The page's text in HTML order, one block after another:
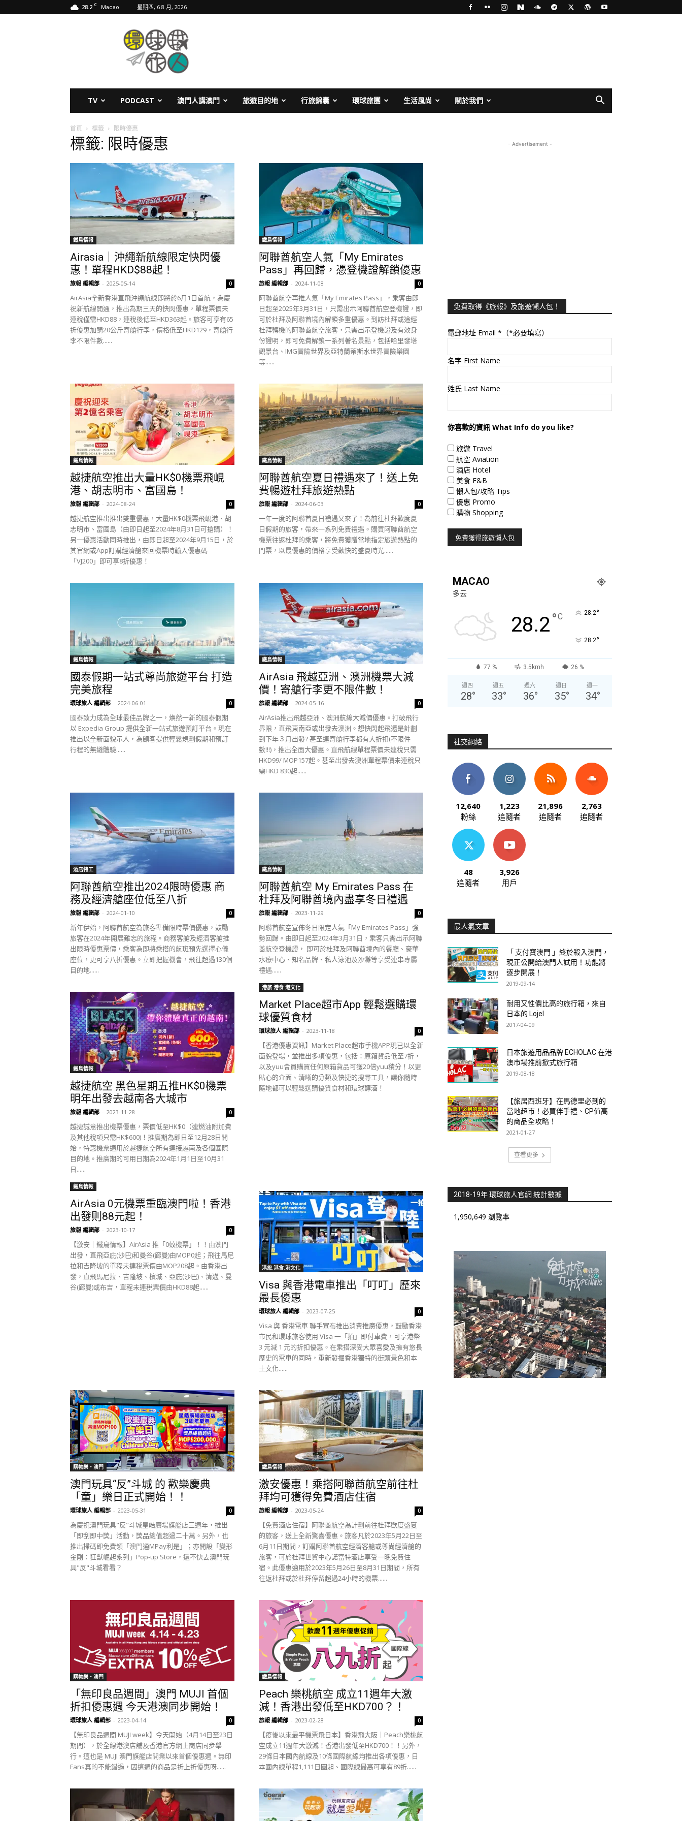
28.2 C Macao 星期四, 6 8 月, 2026
TV PODCAST 澳門人講澳門 旅遊目的地 行旅錦囊 環球旅團 生活風尚 關於我們
首頁 標籤 限時優惠
標籤: 限時優惠
鐵鳥情報
Airasia｜沖繩新航線限定快閃優
惠！單程HKD$88起！
旅報 編輯部 - 2025-05-14 0
AirAsia全新香港直飛沖繩航線即將於6月1日首航，為慶
祝新航線開通，推出為期三天的快閃優惠，單程票價未
連稅僅需HKD88，連稅後低至HKD363起。​​旅客可享有65
折優惠加購20公斤寄艙行李，價格低至HKD129，寄艙行
李不限件數......
鐵鳥情報
阿聯酋航空人氣「My Emirates
Pass」再回歸，憑登機證解鎖優惠
旅報 編輯部 - 2024-11-08 0
阿聯酋航空再推人氣「My Emirates Pass」，乘客由即
日起至2025年3月31日，只需出示阿聯酋航空登機證，即
可於杜拜及阿聯酋境內解鎖多重優惠。到訪杜拜或途經
杜拜轉機的阿聯酋航空旅客，只需出示登機證及有效身
份證明，即可免費解鎖一系列著名景點，包括哈里發塔
觀景台、IMG冒險世界及亞特蘭蒂斯水世界冒險樂園
等......
鐵鳥情報
越捷航空推出大量HK$0機票飛峴
港、胡志明市、富國島！
旅報 編輯部 - 2024-08-24 0
越捷航空推出推出雙重優惠，大量HK$0機票飛峴港、胡
志明市、富國島（由即日起至2024年8月31日可搶購）！
另一優惠活動同時推出，由即日起至2024年9月15日，於
其官網或App訂購經濟艙來回機票時輸入優惠碼
「VJ200」即可享8折優惠！
鐵鳥情報
阿聯酋航空夏日禮遇來了！送上免
費暢遊杜拜旅遊熱點
旅報 編輯部 - 2024-06-03 0
一年一度的阿聯酋夏日禮遇又來了！為前往杜拜歡度夏
日假期的旅客，帶來一系列免費禮遇。購買阿聯酋航空
機票往返杜拜的乘客，將免費獲贈當地指定旅遊熱點的
門票，以最優惠的價格享受歡快的盛夏時光......
鐵鳥情報
國泰假期一站式尊尚旅遊平台 打造
完美旅程
環球旅人 編輯部 - 2024-06-01 0
國泰致力成為全球最佳品牌之一，煥然一新的國泰假期
以 Expedia Group 提供全新一站式旅遊預訂平台。現在
推出以全新面貌示人，為顧客提供輕鬆規劃假期和預訂
行程的無縫體驗......
鐵鳥情報
AirAsia 飛越亞洲、澳洲機票大減
價！寄艙行李更不限件數！
旅報 編輯部 - 2024-05-16 0
AirAsia推出飛越亞洲、澳洲航線大減價優惠。打破飛行
界限，直飛東南亞或出發去澳洲。想快閃起飛還是計劃
到下年３月出發? 甚至連寄艙行李都有大折扣(不限件
數!!!)，推出全面大優惠。直飛航線單程票價未連稅只需
HKD99/ MOP157起。甚至出發去澳洲單程票價未連稅只
需HKD 830起......
酒店特工
阿聯酋航空推出2024限時優惠 商
務及經濟艙座位低至八折
旅報 編輯部 - 2024-01-10 0
新年伊始，阿聯酋航空為旅客準備限時票價優惠，鼓勵
旅客在2024年開展難忘的旅程。商務客艙及經濟客艙推
出限時優惠票價，乘客為即將乘搭的航班預先選擇心儀
座位，更可享八折優惠。立即把握機會，飛往超過130個
目的地......
鐵鳥情報
阿聯酋航空 My Emirates Pass 在
杜拜及阿聯酋境內盡享冬日禮遇
旅報 編輯部 - 2023-11-29 0
阿聯酋航空宣佈冬日限定人氣「My Emirates Pass」強
勢回歸。由即日起至2024年3月31日，乘客只需出示阿聯
酋航空登機證， 即可於杜拜及阿聯酋境內的餐廳、豪華
水療中心、知名品牌、私人泳池及沙灘等享受連串專屬
禮遇......
鐵鳥情報
越捷航空 黑色星期五推HK$0機票
明年出發去越南各大城市
旅報 編輯部 - 2023-11-28 0
越捷誠意推出機票優惠，票價低至HK$0（連燃油附加費
及其他稅項只需HK$600)！推廣期為即日至12月28日開
始，特惠機票適用於越捷航空所有連接越南及各個國際
目的地。推廣期的可用日期為2024年1月1日至10月31
日......
港旅.港食.港文化
Market Place超市App 輕鬆選購環
球優質食材
環球旅人 編輯部 - 2023-11-18 0
【香港優惠資訊】Market Place超市手機APP現已以全新
面貌登場，並推出多項優惠，包括：原箱貨品低至7折，
以及yuu會員購買任何原箱貨品可獲20倍yuu積分！以更
貼心的介面、清晰的分類及快捷的搜尋工具，讓你隨時
隨地都可以輕鬆選購優質食材和環球醇酒！
鐵鳥情報
AirAsia 0元機票重臨澳門啦！香港
出發則88元起！
旅報 編輯部 - 2023-10-17 0
【激安｜鐵鳥情報】AirAsia 推「0蚊機票」！！由澳門
出發，直飛亞庇(沙巴)和曼谷(廊曼)由MOP0起；飛往馬尼
拉和吉隆坡的單程未連稅票價由MOP208起。由香港出
發，直飛馬尼拉、吉隆坡、檳城、亞庇(沙巴)、清邁、曼
谷(廊曼)或布吉，單程未連稅票價由HKD88起......
港旅.港食.港文化
Visa 與香港電車推出「叮叮」歷來
最長優惠
環球旅人 編輯部 - 2023-07-25 0
Visa 與 香港電車 聯手宣布推出消費推廣優惠，鼓勵香港
市民和環球旅客使用 Visa 一「拍」即付車費，可享港幣
3 元減 1 元的折扣優惠。在乘搭深受大眾喜愛及擁有悠長
歷史的電車的同時，重新發掘香港獨特的街頭景色和本
土文化......
購物樂‧澳門
澳門玩具“反”斗城 的 歡樂慶典
「童」樂日正式開始！！
環球旅人 編輯部 - 2023-05-31 0
為慶祝澳門玩具"反"斗城星皓廣場旗艦店三週年，推出
「即刮即中獎」活動，獎品總值超過二十萬。另外，也
推出掃碼即免費領「澳門通MPay利是」；亦開設「變形
金剛：狂獸崛起系列」Pop-up Store，還不快去澳門玩
具"反"斗城看看？
鐵鳥情報
激安優惠！乘搭阿聯酋航空前往杜
拜均可獲得免費酒店住宿
旅報 編輯部 - 2023-05-24 0
【免費酒店住宿】阿聯酋航空為計劃前往杜拜歡度盛夏
的旅客，送上全新驚喜優惠。旅客凡於2023年5月22日至
6月11日期間，訂購阿聯酋航空經濟客艙或尊尚經濟艙的
旅客，可於杜拜世貿中心諾富特酒店享受一晚免費住
宿。此優惠適用於2023年5月26日至8月31日期間，所有
往返杜拜或於杜拜停留超過24小時的機票......
購物樂‧澳門
「無印良品週間」澳門 MUJI 首個
折扣優惠週 今天港澳同步開始！
環球旅人 編輯部 - 2023-04-14 0
【無印良品週間 MUJI week】今天開始（4月14日至23日
期間），於全線港澳店舖及香港官方網上商店同步舉
行。這也是 MUJI 澳門旗艦店開業以來首個優惠週。無印
Fans真的不能錯過，因這週的商品是折上折優惠呀......
鐵鳥情報
Peach 樂桃航空 成立11週年大激
減！香港出發低至HKD700？！
旅報 編輯部 - 2023-02-28 0
【疫後以來最平機票飛日本】香港飛大阪｜Peach樂桃航
空成立11週年大激減！香港出發低至HKD700！！另外，
29條日本國內航線及10條國際航線均推出各項優惠，日
本國內線單程1,111日圓起、國際線最高可享有89折......
- Advertisement -
免費取得《旅報》及旅遊懶人包！
電郵地址 Email *（*必要填寫）
名字 First Name
姓氏 Last Name
你喜歡的資訊 What Info do you like?
旅遊 Travel
航空 Aviation
酒店 Hotel
美食 F&B
懶人包/攻略 Tips
優惠 Promo
購物 Shopping
MACAO
多云
28.2°C 28.2°
28.2°
77 % 3.5kmh 26 %
週四
28°
週五
33°
週六
36°
週日
35°
週一
34°
社交網絡
12,640
粉絲
1,223
追隨者
21,896
追隨者
2,763
追隨者
48
追隨者
3,926
用戶
最人氣文章
「 支付寶澳門 」終於殺入澳門，
現正公開給澳門人試用！功能將
逐步開展！
2019-09-14
耐用又性價比高的旅行箱，來自
日本的 Lojel
2017-04-09
日本旅遊用品品牌 ECHOLAC 在港
澳市場推前掀式旅行箱
2019-08-18
【旅居西班牙】在馬德里必到的
當地超市！必買伴手禮、CP值高
的商品全攻略！
2021-01-27
查看更多
2018-19年 環球旅人官網 統計數據
1,950,649 瀏覽率